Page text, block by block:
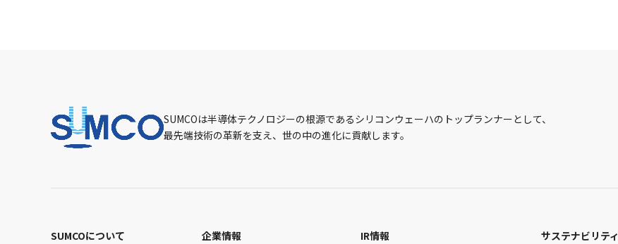
SUMCOは半導体テクノロジーの根源であるシリコンウェーハのトップランナーとして、
最先端技術の革新を支え、世の中の進化に貢献します。
SUMCOについて
企業情報
IR情報
サステナビリティ